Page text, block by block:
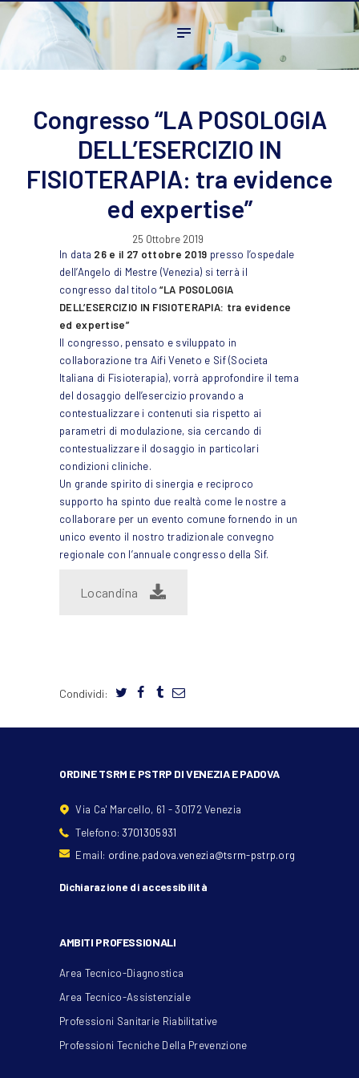
Home
L’ordine
Ambito Professionale
News
Contatti
Congresso “LA POSOLOGIA
DELL’ESERCIZIO IN
FISIOTERAPIA: tra evidence
ed expertise”
25 Ottobre 2019
In data 26 e il 27 ottobre 2019 presso l’ospedale
dell’Angelo di Mestre (Venezia) si terrà il
congresso dal titolo “LA POSOLOGIA
DELL’ESERCIZIO IN FISIOTERAPIA: tra evidence
ed expertise”
Il congresso, pensato e sviluppato in
collaborazione tra Aifi Veneto e Sif (Societa
Italiana di Fisioterapia), vorrà approfondire il tema
del dosaggio dell’esercizio provando a
contestualizzare i contenuti sia rispetto ai
parametri di modulazione, sia cercando di
contestualizzare il dosaggio in particolari
condizioni cliniche.
Un grande spirito di sinergia e reciproco
supporto ha spinto due realtà come le nostre a
collaborare per un evento comune fornendo in un
unico evento il nostro tradizionale convegno
regionale con l’annuale congresso della Sif.
Locandina
Condividi:
ORDINE TSRM E PSTRP DI VENEZIA E PADOVA
Via Ca' Marcello, 61 - 30172 Venezia
Telefono:3701305931
Email: ordine.padova.venezia@tsrm-pstrp.org
Dichiarazione di accessibilità
AMBITI PROFESSIONALI
Area Tecnico-Diagnostica
Area Tecnico-Assistenziale
Professioni Sanitarie Riabilitative
Professioni Tecniche Della Prevenzione